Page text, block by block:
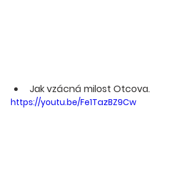
Jak vzácná milost Otcova.
https://youtu.be/Fe1TazBZ9Cw